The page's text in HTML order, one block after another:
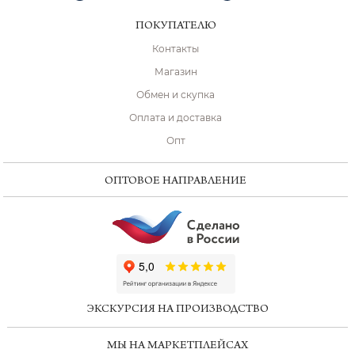
ПОКУПАТЕЛЮ
Контакты
Магазин
Обмен и скупка
Оплата и доставка
Опт
ОПТОВОЕ НАПРАВЛЕНИЕ
ЭКСКУРСИЯ НА ПРОИЗВОДСТВО
МЫ НА МАРКЕТПЛЕЙСАХ